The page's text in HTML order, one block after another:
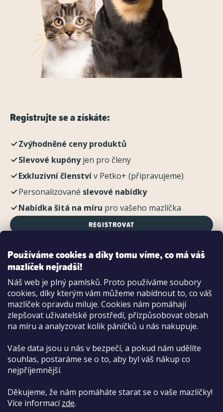
Používáme cookies a díky tomu víme, co má váš
mazlíček nejradši!
Náš web je plný pamlsků. Proto používáme soubory
cookies, díky kterým vám můžeme nabídnout to, co váš
mazlíček opravdu miluje. Cookies nám pomáhají
zlepšovat uživatelské prostředí, přizpůsobovat obsah
na míru a analyzovat kolik páníčků u nás nakupuje.
Vaše data jsou u nás v bezpečí, a pokud nám udělíte
souhlas, postaráme se o to, aby byl váš nákup co
nejpříjemnější.
Děkujeme, že nám pomáháte starat se o vaše mazlíčky!
Více informacízde.
Registrujte se a získáte:
Zvýhodněné ceny produktů
Slevové kupónyjen pro členy
Exkluzivní členstvív Petko+ (připravujeme)
Personalizované slevové nabídky
Nabídka šitá na míru pro vašeho mazlíčka
REGISTROVAT
Možnosti platby:
Dobírkou
Hotově i kartou na pobočce